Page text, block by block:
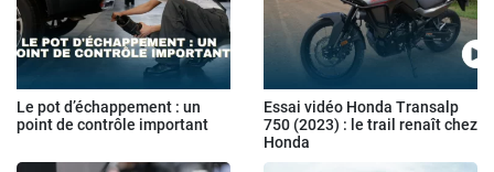
Le pot d’échappement : un
point de contrôle important
Essai vidéo Honda Transalp
750 (2023) : le trail renaît chez
Honda